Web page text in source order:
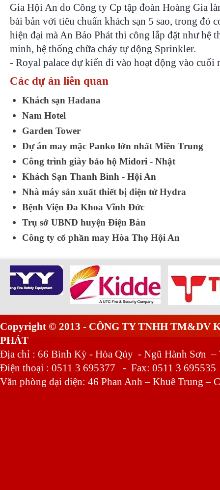
Gia Hội An do Công ty Cp tập đoàn Hoàng Gia
bài bản với tiêu chuẩn khách sạn 5 sao, trong đó
hiện đại mà An Bảo Phát thi công lắp đặt như hệ
minh, hệ thống chữa cháy tự động Sprinkler.
- Royal palace dự kiến đi vào hoạt động vào cuối
Các dự án liên quan
Khách sạn Hadana
Nam Hotel
Garden Tower
Dự án may mặc Panko lớn nhất Miền Trung
Công trình giày bảo hộ Midori - Nhật
Khách Sạn Thanh Bình - Hội An
Nhà máy sản xuất thiết bị điện tử Hydra
Bệnh Viện Đa Khoa Vĩnh Đức
Trụ sở UBND huyện Điện Bàn
Công ty cổ phần may Hòa Thọ Hội An
Copyright © 2013 - CÔNG TY TNHH TM&DV
PHÁT
Địa chỉ : 66 Bình Kỳ - Hòa Qúy - Ngũ Hành Sơn –
Điện thoại : 0511 3 695377 - Fax: 0511 3 695535
Văn phòng đại diện: 46 Phan Anh – Khuê Trung –